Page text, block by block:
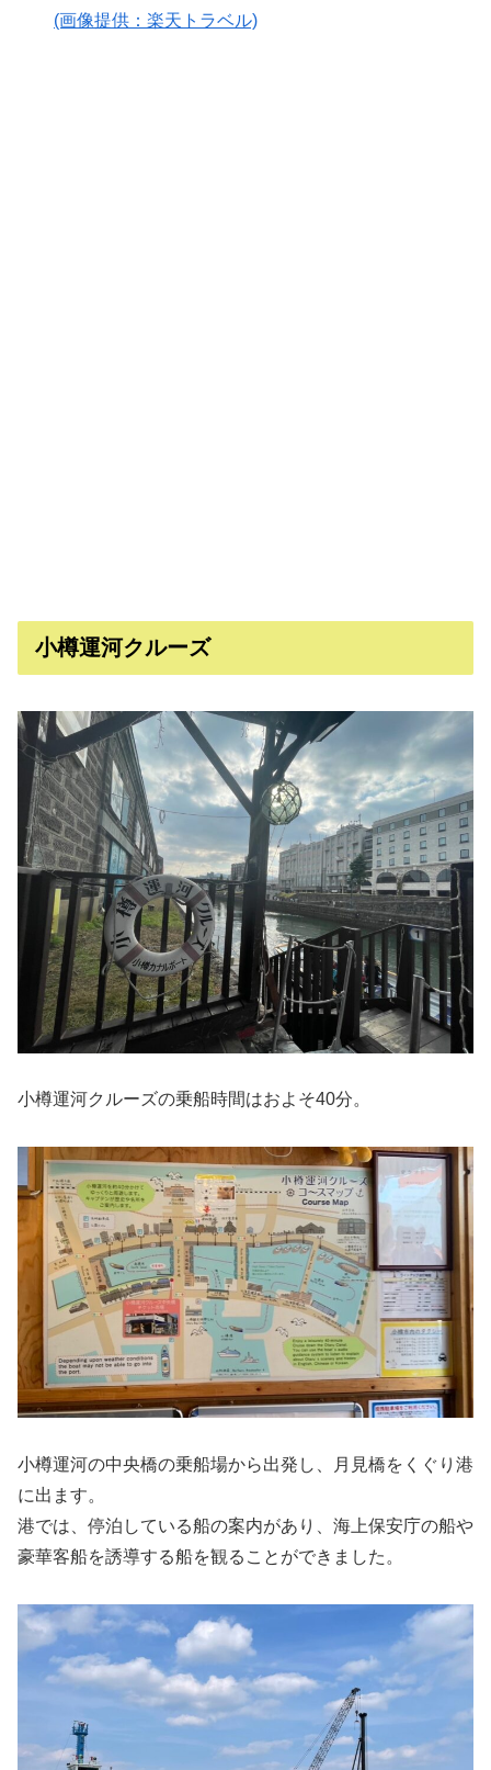
(画像提供：楽天トラベル)
小樽運河クルーズ
小樽運河クルーズの乗船時間はおよそ40分。
小樽運河の中央橋の乗船場から出発し、月見橋をくぐり港
に出ます。
港では、停泊している船の案内があり、海上保安庁の船や
豪華客船を誘導する船を観ることができました。